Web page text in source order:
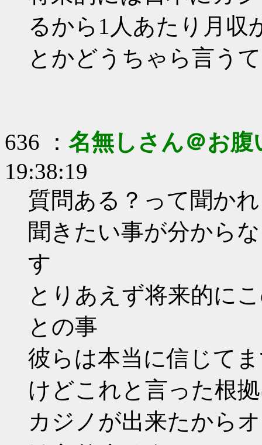
るから1人あたり月収
とかどうちゃら言う
636 ： 名無しさん＠お腹
19:38:19
質問ある？って聞か
聞きたい事が分から
す
とりあえず将来的に
との事
彼らは本当に信じて
けどこれと言った根
カジノが出来たから